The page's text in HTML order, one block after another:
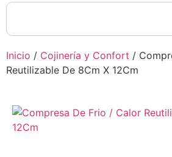
Inicio / Cojinería y Confort /
Reutilizable De 8Cm X 12Cm